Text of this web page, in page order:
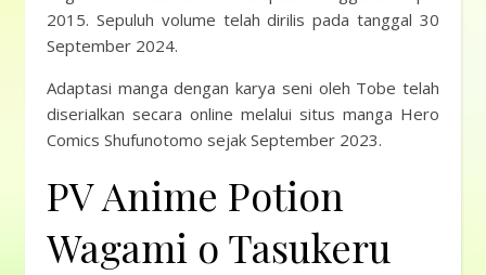
2015. Sepuluh volume telah dirilis pada tanggal 30
September 2024.
Adaptasi manga dengan karya seni oleh Tobe telah
diserialkan secara online melalui situs manga Hero
Comics Shufunotomo sejak September 2023.
PV Anime Potion
Wagami o Tasukeru